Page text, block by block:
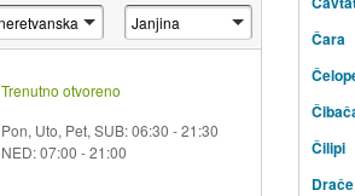
Trenutno otvoreno
Pon, Uto, Pet, SUB: 06:30 - 21:30
NED: 07:00 - 21:00
Čara
Čilipi
Drače